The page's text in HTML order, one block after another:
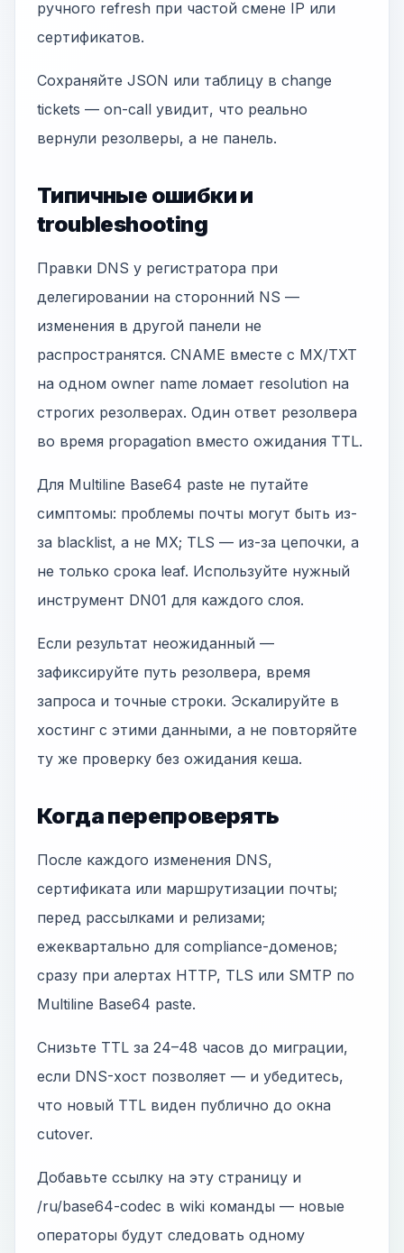
ручного refresh при частой смене IP или
сертификатов.
Сохраняйте JSON или таблицу в change
tickets — on-call увидит, что реально
вернули резолверы, а не панель.
Типичные ошибки и
troubleshooting
Правки DNS у регистратора при
делегировании на сторонний NS —
изменения в другой панели не
распространятся. CNAME вместе с MX/TXT
на одном owner name ломает resolution на
строгих резолверах. Один ответ резолвера
во время propagation вместо ожидания TTL.
Для Multiline Base64 paste не путайте
симптомы: проблемы почты могут быть из-
за blacklist, а не MX; TLS — из-за цепочки, а
не только срока leaf. Используйте нужный
инструмент DN01 для каждого слоя.
Если результат неожиданный —
зафиксируйте путь резолвера, время
запроса и точные строки. Эскалируйте в
хостинг с этими данными, а не повторяйте
ту же проверку без ожидания кеша.
Когда перепроверять
После каждого изменения DNS,
сертификата или маршрутизации почты;
перед рассылками и релизами;
ежеквартально для compliance-доменов;
сразу при алертах HTTP, TLS или SMTP по
Multiline Base64 paste.
Снизьте TTL за 24–48 часов до миграции,
если DNS-хост позволяет — и убедитесь,
что новый TTL виден публично до окна
cutover.
Добавьте ссылку на эту страницу и
/ru/base64-codec в wiki команды — новые
операторы будут следовать одному